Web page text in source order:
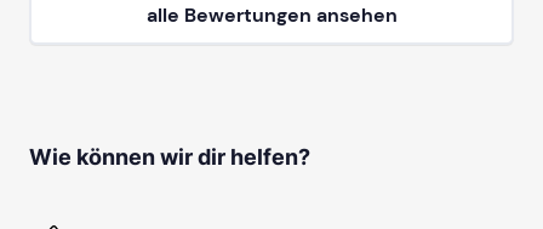
alle Bewertungen ansehen
Wie können wir dir helfen?